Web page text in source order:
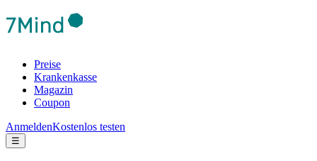
Preise
Krankenkasse
Magazin
Coupon
AnmeldenKostenlos testen
☰